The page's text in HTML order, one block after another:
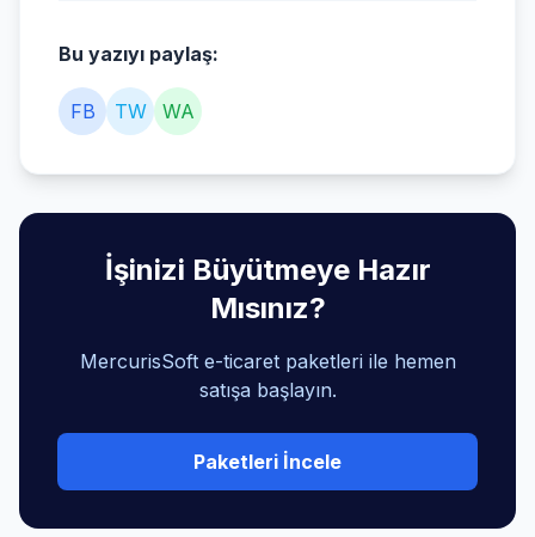
Bu yazıyı paylaş:
FB TW WA
İşinizi Büyütmeye Hazır
Mısınız?
MercurisSoft e-ticaret paketleri ile hemen
satışa başlayın.
Paketleri İncele